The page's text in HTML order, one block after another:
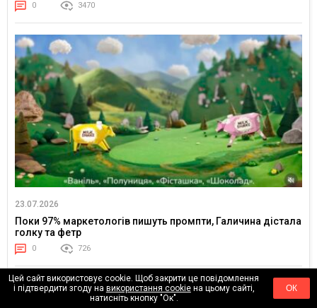
0 3470
23.07.2026
Поки 97% маркетологів пишуть промпти, Галичина дістала
голку та фетр
0 726
Цей сайт використовує cookie. Щоб закрити це повідомлення
і підтвердити згоду на використання cookieна цьому сайті,
натисніть кнопку "Ок".
ОК